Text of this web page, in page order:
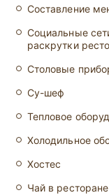
Составление
Социальные
раскрутки
Столовые
Су-шеф
Тепловое
Холодильное
Хостес
Чай в ресторане